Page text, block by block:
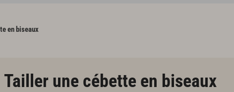
en biseaux
Tailler une cébette en biseaux